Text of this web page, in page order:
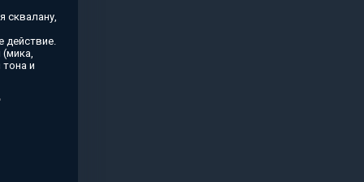
сквалану,
действие.
и